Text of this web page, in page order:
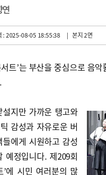
: 2025-08-05 18:55:38 | 본지 2면
트’는 부산을 중심으로 음
지만 가까운 탱고와
감성과 자유로운 버
에게 시원하고 감성
예정입니다. 제209회
’에 시민 여러분의 많